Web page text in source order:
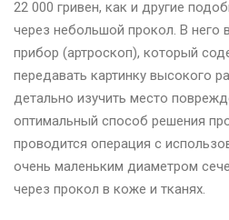
22 000 гривен, как и другие
через небольшой прокол. В него
прибор (артроскоп), который
передавать картинку высокого
детально изучить место
оптимальный способ решения
проводится операция с
очень маленьким диаметром
через прокол в коже и тканях.